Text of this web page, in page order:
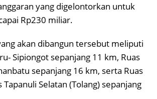
yang digelontorkan untuk
Rp230 miliar.
akan dibangun tersebut meliputi
Sipiongot sepanjang 11 km, Ruas
sepanjang 16 km, serta Ruas
Tapanuli Selatan (Tolang) sepanjang